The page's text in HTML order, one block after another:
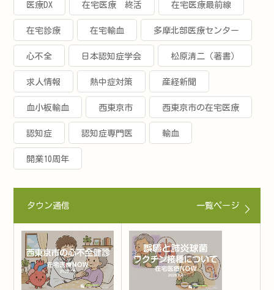
医療DX 在宅医療 終活 在宅医療最前線
在宅診療 在宅輸血 多摩北部医療センター
心不全 日本認知症学会 松原清二（著書）
求人情報 熱中症対策 産経新聞
血小板輸血 西東京市 西東京市の在宅医療
認知症 認知症専門医 輸血
開業10周年
タウン通信 一覧ページ